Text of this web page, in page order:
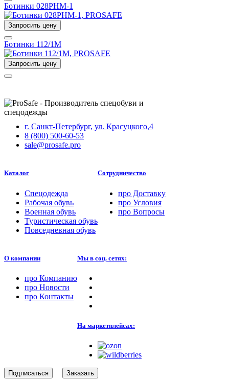
Ботинки 028РНМ-1
Запросить цену
Ботинки 112/1М
Запросить цену
г. Санкт-Петербург, ул. Красуцкого,4
8 (800) 500-60-53
sale@prosafe.pro
Каталог
Спецодежда
Рабочая обувь
Военная обувь
Туристическая обувь
Повседневная обувь
Сотрудничество
про Доставку
про Условия
про Вопросы
О компании
про Компанию
про Новости
про Контакты
Мы в соц. сетях:
На маркетплейсах:
Подписаться Заказать